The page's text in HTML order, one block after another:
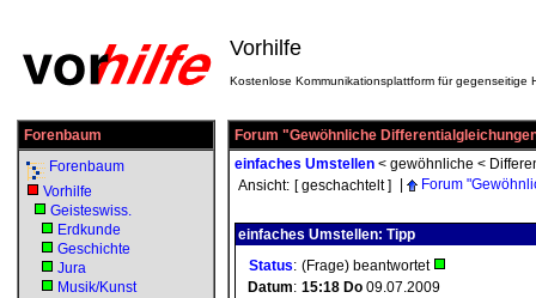
Vorhilfe
Kostenlose Kommunikationsplattform für gegenseitige
Forenbaum
Forenbaum
Vorhilfe
Geisteswiss.
Erdkunde
Geschichte
Jura
Musik/Kunst
Forum "Gewöhnliche
einfaches Umstellen < gewöhnliche <
Ansicht: [ geschachtelt ] Forum
einfaches Umstellen: Tipp
Status: (Frage) beantwortet
Datum: 15:18 Do 09.07.2009